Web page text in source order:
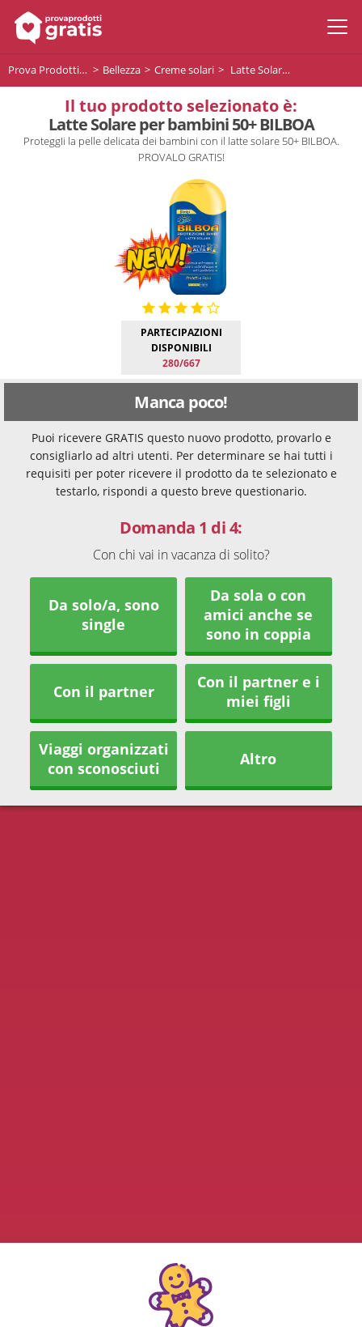
Prova Prodotti Gratis Bellezza Creme solari Latte Solare per bambini 50+ BILBOA
Il tuo prodotto selezionato è:
Latte Solare per bambini 50+ BILBOA
ProteggIi la pelle delicata dei bambini con il latte solare 50+ BILBOA.
PROVALO GRATIS!
PARTECIPAZIONI
DISPONIBILI
280/667
Manca poco!
Puoi ricevere GRATIS questo nuovo prodotto, provarlo e
consigliarlo ad altri utenti. Per determinare se hai tutti i
requisiti per poter ricevere il prodotto da te selezionato e
testarlo, rispondi a questo breve questionario.
Domanda 1 di 4:
Con chi vai in vacanza di solito?
Da solo/a, sono
single
Da sola o con
amici anche se
sono in coppia
Con il partner
Con il partner e i
miei figli
Viaggi organizzati
con sconosciuti
Altro